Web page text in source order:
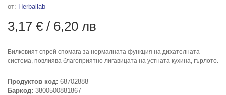
от: Herballab
3,17 € / 6,20 лв
Билковият спрей спомага за нормалната функция на дихателната
система, повлиява благоприятно лигавицата на устната кухина, гърлото.
Продуктов код: 68702888
Баркод: 3800500881867